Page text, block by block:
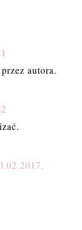
autora.